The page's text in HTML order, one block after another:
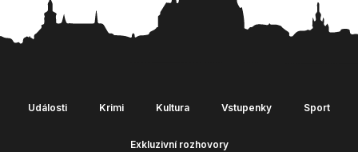
Události Krimi Kultura Vstupenky Sport
Exkluzivní rozhovory